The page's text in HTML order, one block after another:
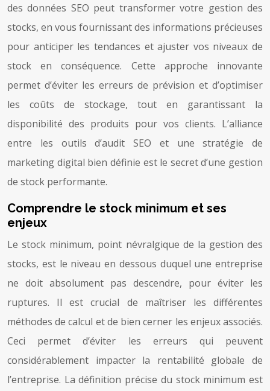
des données SEO peut transformer votre gestion des
stocks, en vous fournissant des informations précieuses
pour anticiper les tendances et ajuster vos niveaux de
stock en conséquence. Cette approche innovante
permet d’éviter les erreurs de prévision et d’optimiser
les coûts de stockage, tout en garantissant la
disponibilité des produits pour vos clients. L’alliance
entre les outils d’audit SEO et une stratégie de
marketing digital bien définie est le secret d’une gestion
de stock performante.
Comprendre le stock minimum et ses
enjeux
Le stock minimum, point névralgique de la gestion des
stocks, est le niveau en dessous duquel une entreprise
ne doit absolument pas descendre, pour éviter les
ruptures. Il est crucial de maîtriser les différentes
méthodes de calcul et de bien cerner les enjeux associés.
Ceci permet d’éviter les erreurs qui peuvent
considérablement impacter la rentabilité globale de
l’entreprise. La définition précise du stock minimum est